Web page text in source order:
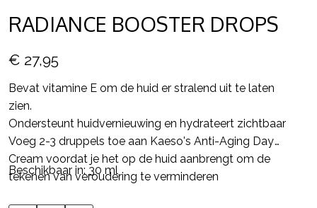
RADIANCE BOOSTER DROPS
€ 27,95
Bevat vitamine E om de huid er stralend uit te laten
zien.
Ondersteunt huidvernieuwing en hydrateert zichtbaar
Voeg 2-3 druppels toe aan Kaeso's Anti-Aging Day
Cream voordat je het op de huid aanbrengt om de
tekenen van veroudering te verminderen
Beschikbaar in: 30 ml